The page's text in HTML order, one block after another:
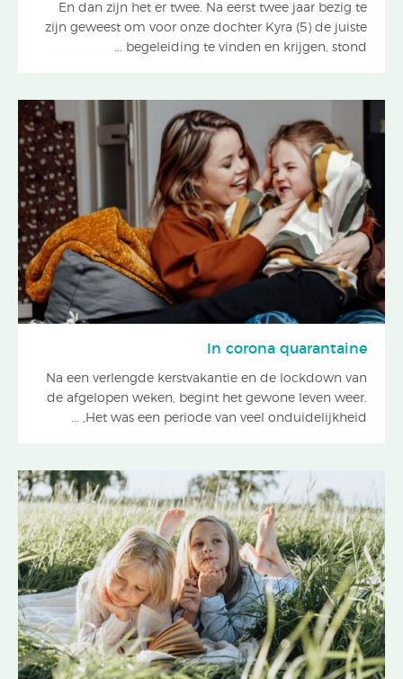
En dan zijn het er twee. Na eerst twee jaar bezig te
zijn geweest om voor onze dochter Kyra (5) de juiste
begeleiding te vinden en krijgen, stond ...
In corona quarantaine
Na een verlengde kerstvakantie en de lockdown van
de afgelopen weken, begint het gewone leven weer.
Het was een periode van veel onduidelijkheid, ...